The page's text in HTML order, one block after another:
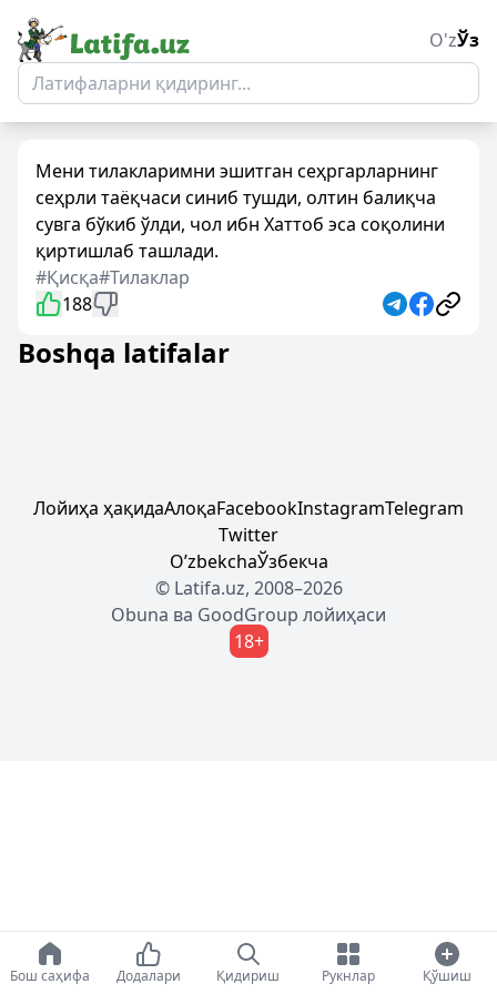
O'zЎз
Мени тилакларимни эшитган сеҳргарларнинг
сеҳрли таёқчаси синиб тушди, олтин балиқча
сувга бўкиб ўлди, чол ибн Хаттоб эса соқолини
қиртишлаб ташлади.
#Қисқа#Тилаклар
188
Boshqa latifalar
Лойиҳа ҳақидаАлоқаFacebookInstagramTelegram
Twitter
OʼzbekchaЎзбекча
© Latifa.uz, 2008–2026
Obuna ва GoodGroup лойиҳаси
18+
Бош саҳифа Додалари Қидириш Рукнлар Қўшиш